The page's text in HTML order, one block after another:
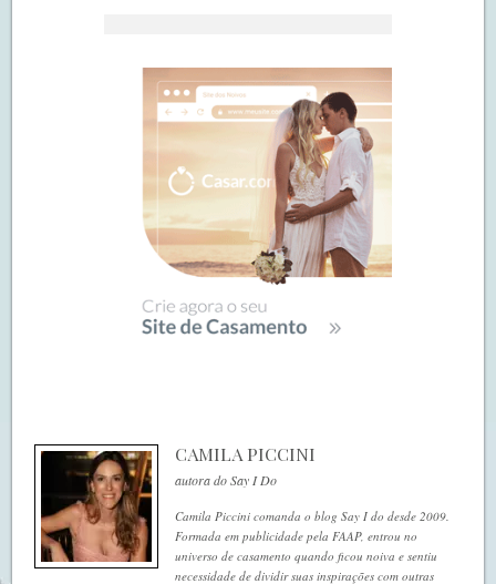
CAMILA PICCINI
autora do Say I Do
Camila Piccini comanda o blog Say I do desde 2009.
Formada em publicidade pela FAAP, entrou no
universo de casamento quando ficou noiva e sentiu
necessidade de dividir suas inspirações com outras